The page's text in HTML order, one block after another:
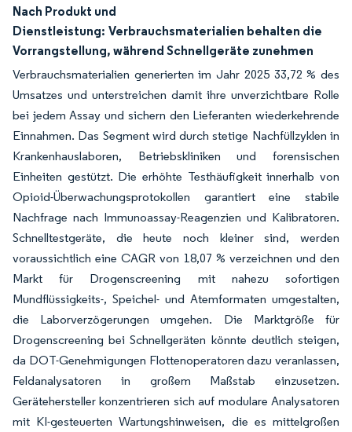
Nach Produkt und
Dienstleistung: Verbrauchsmaterialien behalten die
Vorrangstellung, während Schnellgeräte zunehmen
Verbrauchsmaterialien generierten im Jahr 2025 33,72 % des
Umsatzes und unterstreichen damit ihre unverzichtbare Rolle
bei jedem Assay und sichern den Lieferanten wiederkehrende
Einnahmen. Das Segment wird durch stetige Nachfüllzyklen in
Krankenhauslaboren, Betriebskliniken und forensischen
Einheiten gestützt. Die erhöhte Testhäufigkeit innerhalb von
Opioid-Überwachungsprotokollen garantiert eine stabile
Nachfrage nach Immunoassay-Reagenzien und Kalibratoren.
Schnelltestgeräte, die heute noch kleiner sind, werden
voraussichtlich eine CAGR von 18,07 % verzeichnen und den
Markt für Drogenscreening mit nahezu sofortigen
Mundflüssigkeits-, Speichel- und Atemformaten umgestalten,
die Laborverzögerungen umgehen. Die Marktgröße für
Drogenscreening bei Schnellgeräten könnte deutlich steigen,
da DOT-Genehmigungen Flottenoperatoren dazu veranlassen,
Feldanalysatoren in großem Maßstab einzusetzen.
Gerätehersteller konzentrieren sich auf modulare Analysatoren
mit KI-gesteuerten Wartungshinweisen, die es mittelgroßen